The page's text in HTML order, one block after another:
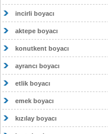
incirli boyacı
aktepe boyacı
konutkent boyacı
ayrancı boyacı
etlik boyacı
emek boyacı
kızılay boyacı